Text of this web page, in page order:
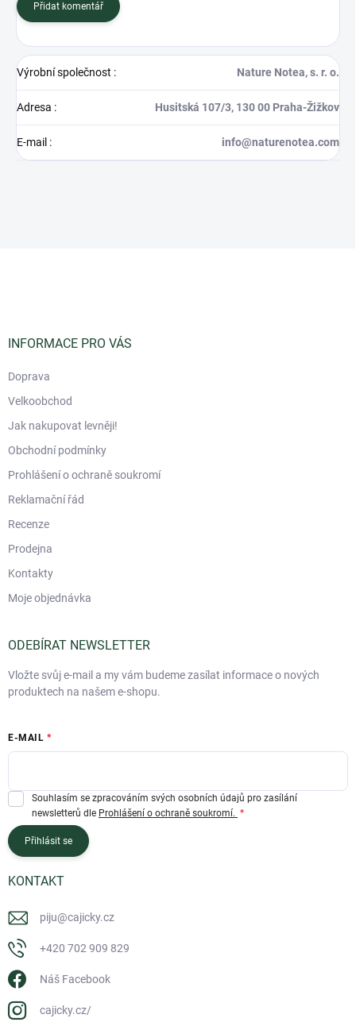
Přidat komentář
Výrobní společnost : Nature Notea, s. r. o.
Adresa : Husitská 107/3, 130 00 Praha-Žižkov
E-mail : info@naturenotea.com
INFORMACE PRO VÁS
Doprava
Velkoobchod
Jak nakupovat levněji!
Obchodní podmínky
Prohlášení o ochraně soukromí
Reklamační řád
Recenze
Prodejna
Kontakty
Moje objednávka
ODEBÍRAT NEWSLETTER
Vložte svůj e-mail a my vám budeme zasílat informace o nových
produktech na našem e-shopu.
E-MAIL
Souhlasím se zpracováním svých osobních údajů pro zasílání
newsletterů dle Prohlášení o ochraně soukromí.
Přihlásit se
KONTAKT
piju@cajicky.cz
+420 702 909 829
Náš Facebook
cajicky.cz/